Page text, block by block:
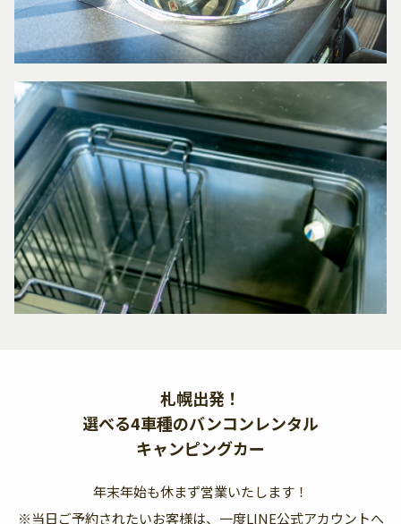
札幌出発！
選べる4車種のバンコンレンタル
キャンピングカー
年末年始も休まず営業いたします！
※当日ご予約されたいお客様は、一度LINE公式アカウントへ